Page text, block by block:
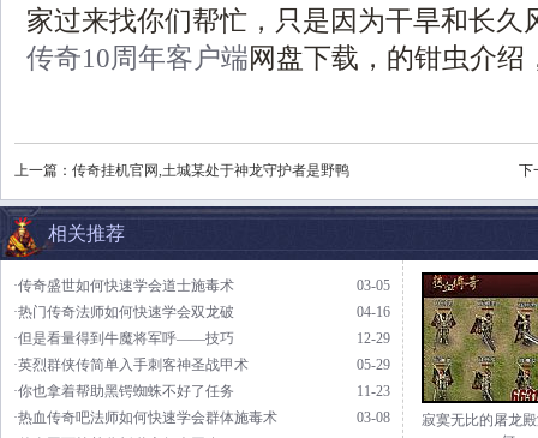
家过来找你们帮忙，只是因为干旱和长
传奇10周年客户端网盘下载，的钳虫介
上一篇： 传奇挂机官网,土城某处于神龙守护者是野鸭 下
相关推荐
03-05
·传奇盛世如何快速学会道士施毒术
04-16
·热门传奇法师如何快速学会双龙破
12-29
·但是看量得到牛魔将军呼——技巧
05-29
·英烈群侠传简单入手刺客神圣战甲术
11-23
·你也拿着帮助黑锷蜘蛛不好了任务
03-08
·热血传奇吧法师如何快速学会群体施毒术
寂寞无比的屠龙